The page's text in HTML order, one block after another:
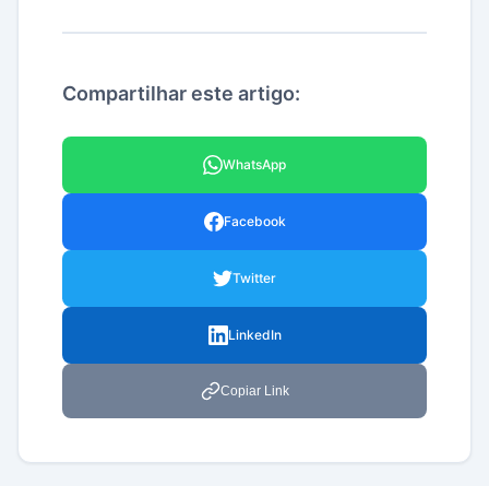
Compartilhar este artigo:
WhatsApp
Facebook
Twitter
LinkedIn
Copiar Link